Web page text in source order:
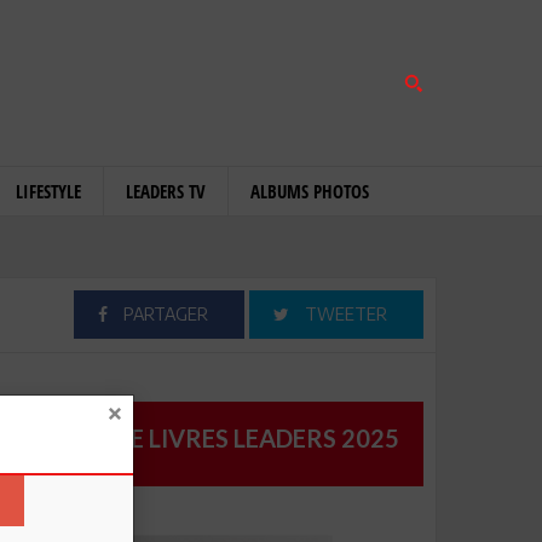
LIFESTYLE LEADERS TV ALBUMS PHOTOS
PARTAGER TWEETER
CATALOGUE LIVRES LEADERS 2025